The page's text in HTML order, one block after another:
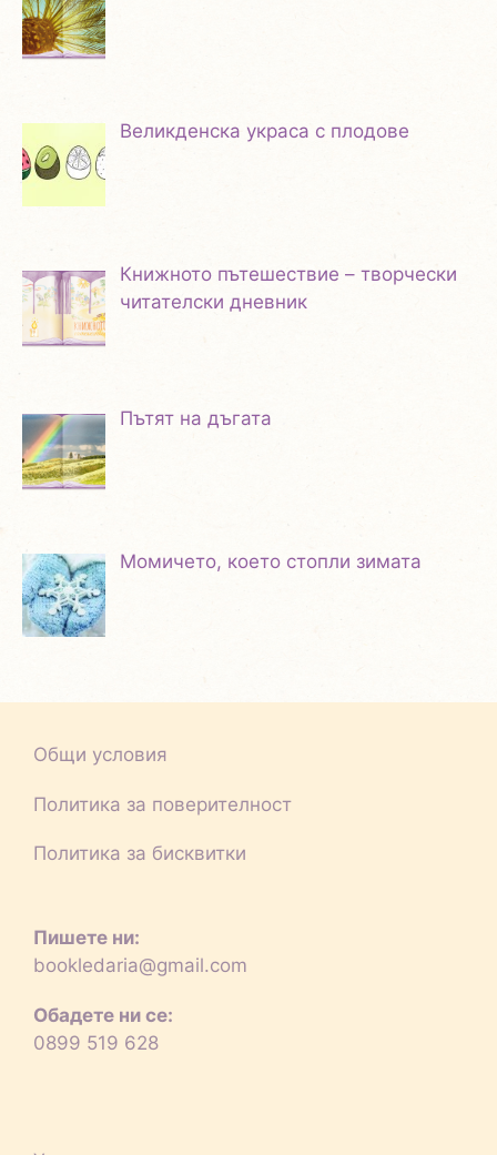
Великденска украса с плодове
Книжното пътешествие – творчески
читателски дневник
Пътят на дъгата
Момичето, което стопли зимата
Общи условия
Политика за поверителност
Политика за бисквитки
Пишете ни:
bookledaria@gmail.com
Обадете ни се:
0899 519 628